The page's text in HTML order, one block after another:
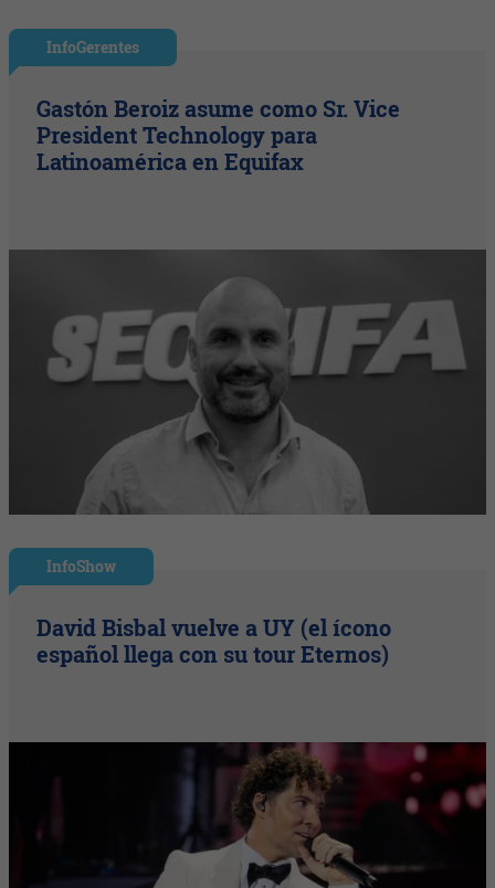
InfoGerentes
Gastón Beroiz asume como Sr. Vice
President Technology para
Latinoamérica en Equifax
InfoShow
David Bisbal vuelve a UY (el ícono
español llega con su tour Eternos)